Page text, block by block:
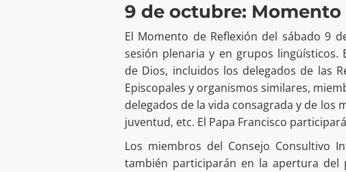
9 de octubre: Momento
El Momento de Reflexión del sábado 9
sesión plenaria y en grupos lingüísticos.
de Dios, incluidos los delegados de las
Episcopales y organismos similares,
delegados de la vida consagrada y de los
juventud, etc. El Papa Francisco
Los miembros del Consejo Consultivo
también participarán en la apertura del